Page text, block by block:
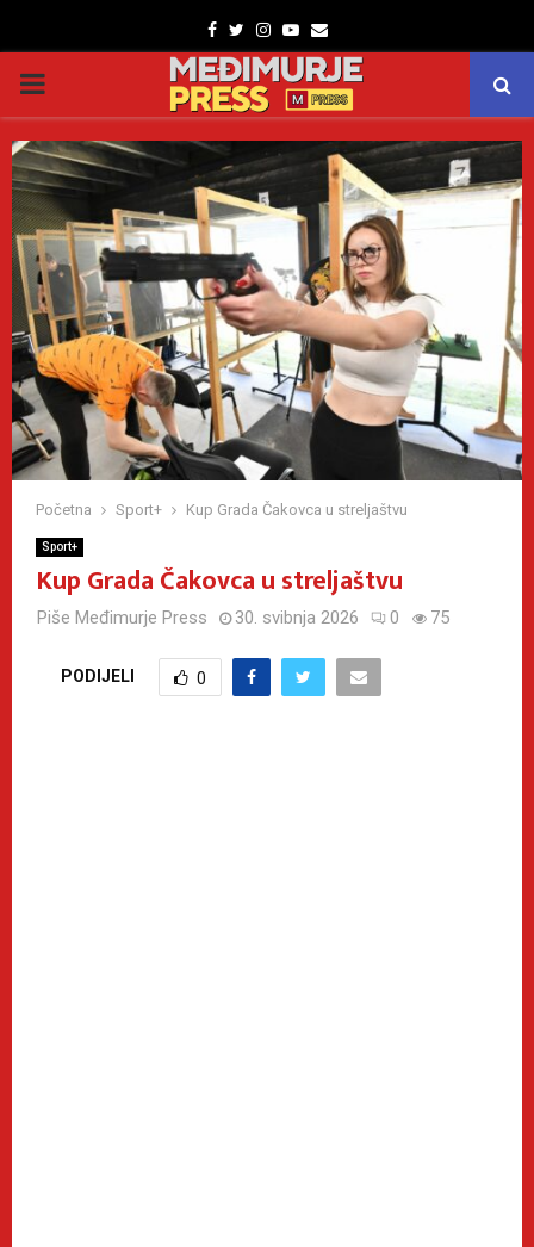
Facebook
TwitterInstagram
Youtube
Email
PRIMARY
MENU
Početna Sport+ Kup Grada Čakovca u streljaštvu
Sport+
Kup Grada Čakovca u streljaštvu
Piše Međimurje Press 30. svibnja 2026 0 75
PODIJELI 0